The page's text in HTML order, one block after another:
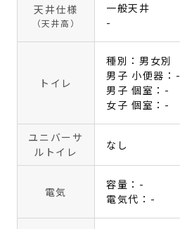
天井仕様
（天井高）
一般天井
-
トイレ
種別：男女別
男子 小便器：-
男子 個室：-
女子 個室：-
ユニバーサ
ルトイレ
なし
電気
容量：-
電気代：-